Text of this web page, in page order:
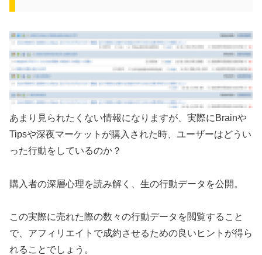
あまり見られたくない情報になりますが、実際にBrainや
Tipsや深夜マーケットが購入された時、ユーザーはどうい
った行動をしているのか？
購入者の深層心理を読み解く、生の行動データを公開。
この実際に売れた際の数々の行動データを閲覧すること
で、アフィリエイトで成約させるための良いヒントが得ら
れることでしょう。